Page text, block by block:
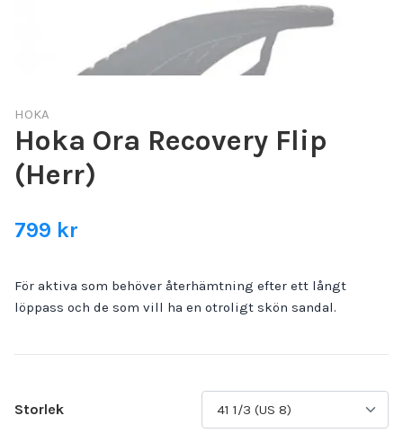
HOKA
Hoka Ora Recovery Flip
(Herr)
799 kr
För aktiva som behöver återhämtning efter ett långt
löppass och de som vill ha en otroligt skön sandal.
Storlek